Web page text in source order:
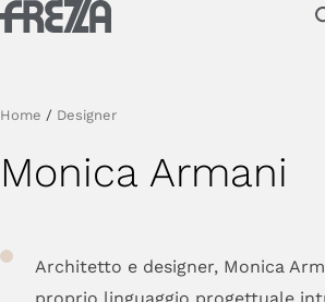
Skip to main content
Progetti e ispirazioni
Magazine
Home / Designer
Monica Armani
Architetto e designer, Monica